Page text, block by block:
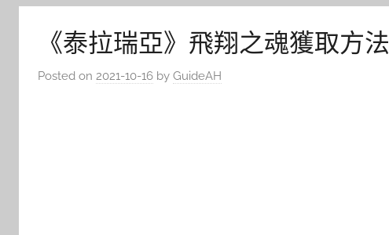
《泰拉瑞亞》飛翔之魂獲取方法
Posted on 2021-10-16 by GuideAH